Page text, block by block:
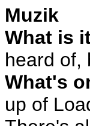
Muzik
What is
heard of,
What's
up of